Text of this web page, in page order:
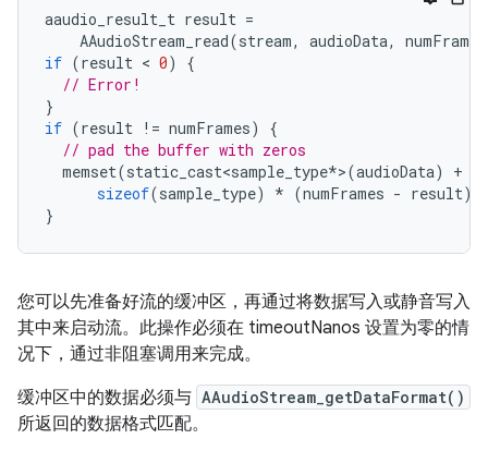
aaudio_result_t result =
AAudioStream_read(stream, audioData, numFrames
if (result < 0)
{
// Error!
}
if (result != numFrames)
{
// pad the buffer with zeros
memset(static_cast<sample_type*>(audioData) +
sizeof(sample_type) * (numFrames - result)
}
您可以先准备好流的缓冲区，再通过将数据写入或静音写入
其中来启动流。此操作必须在 timeoutNanos 设置为零的情
况下，通过非阻塞调用来完成。
缓冲区中的数据必须与 AAudioStream_getDataFormat()
所返回的数据格式匹配。